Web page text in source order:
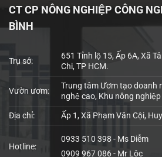
CT CP NÔNG NGHIỆP CÔNG
BÌNH
Trụ sở:
651 Tỉnh lộ 15, Ấp 6A, Xã
Chi, TP HCM.
Vườn ươm:
Trung tâm Ươm tạo doanh
nghệ cao, Khu nông
Địa chỉ: Ấp 1, Xã Phạm Văn Cội,
Hotline:
0933 510 398 - Ms Diễm
0909 967 086 - Mr Lộc